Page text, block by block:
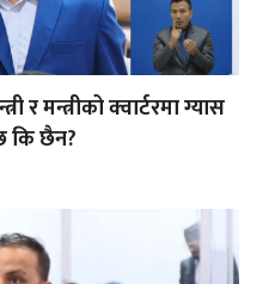
र मन्त्रीको क्वार्टरमा ग्यास
कि छैन?